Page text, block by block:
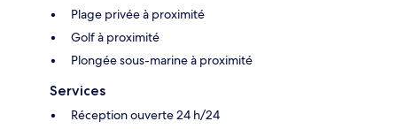
Plage privée à proximité
Golf à proximité
Plongée sous-marine à proximité
Services
Réception ouverte 24 h/24